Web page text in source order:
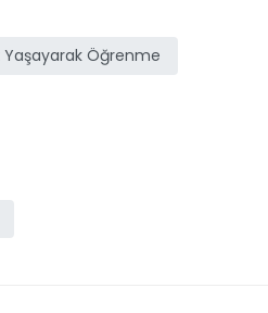
Yaşayarak Öğrenme